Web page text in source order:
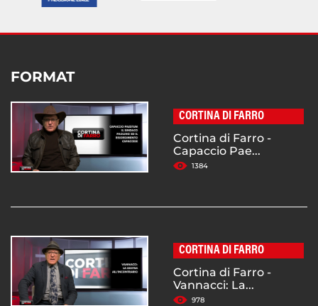
FORMAT
CORTINA DI FARRO
Cortina di Farro -
Capaccio Pae...
1384
CORTINA DI FARRO
Cortina di Farro -
Vannacci: La...
978